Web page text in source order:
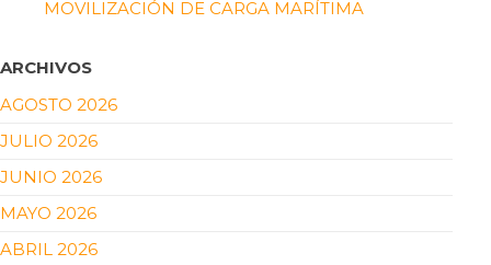
MOVILIZACIÓN DE CARGA MARÍTIMA
ARCHIVOS
AGOSTO 2026
JULIO 2026
JUNIO 2026
MAYO 2026
ABRIL 2026